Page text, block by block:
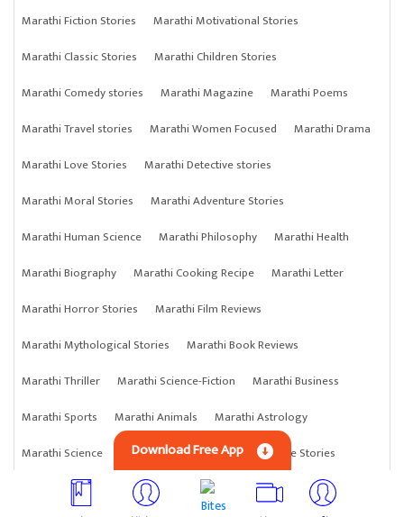
Marathi Fiction Stories
Marathi Motivational Stories
Marathi Classic Stories
Marathi Children Stories
Marathi Comedy stories
Marathi Magazine
Marathi Poems
Marathi Travel stories
Marathi Women Focused
Marathi Drama
Marathi Love Stories
Marathi Detective stories
Marathi Moral Stories
Marathi Adventure Stories
Marathi Human Science
Marathi Philosophy
Marathi Health
Marathi Biography
Marathi Cooking Recipe
Marathi Letter
Marathi Horror Stories
Marathi Film Reviews
Marathi Mythological Stories
Marathi Book Reviews
Marathi Thriller
Marathi Science-Fiction
Marathi Business
Marathi Sports
Marathi Animals
Marathi Astrology
Marathi Science
Marathi Anything Marathi Crime Stories
Download Free App